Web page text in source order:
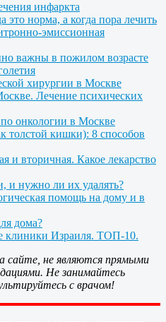
инфаркта
это норма, а когда пора лечить
эмиссионная
важны в пожилом возрасте
хирургии в Москве
Лечение психических
онкологии в Москве
толстой кишки): 8 способов
и вторичная. Какое лекарство
и нужно ли их удалять?
помощь на дому и в
дома?
клиники Израиля. ТОП-10.
сайте, не являются прямыми
Не занимайтесь
с врачом!